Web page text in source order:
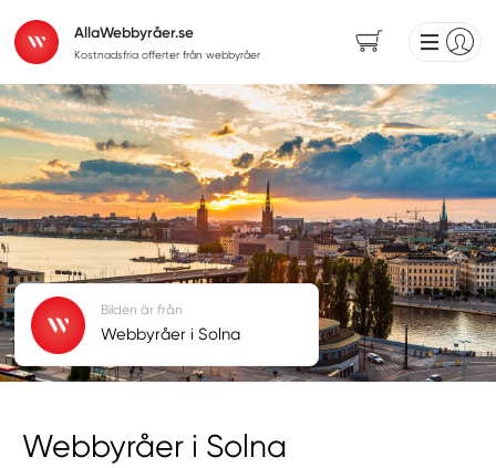
AllaWebbyråer.se
Kostnadsfria offerter från webbyråer
Webbyråer i Solna
Bilden är från
Webbyråer i Solna